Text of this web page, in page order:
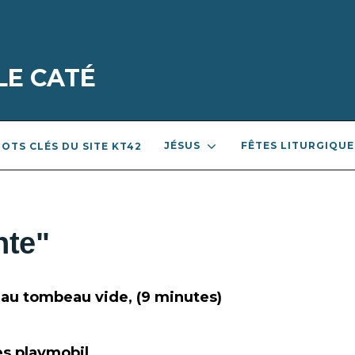
CATÉ
CLÉS DU SITE KT42 JÉSUS FÊTES
tombeau vide, (9 minutes)